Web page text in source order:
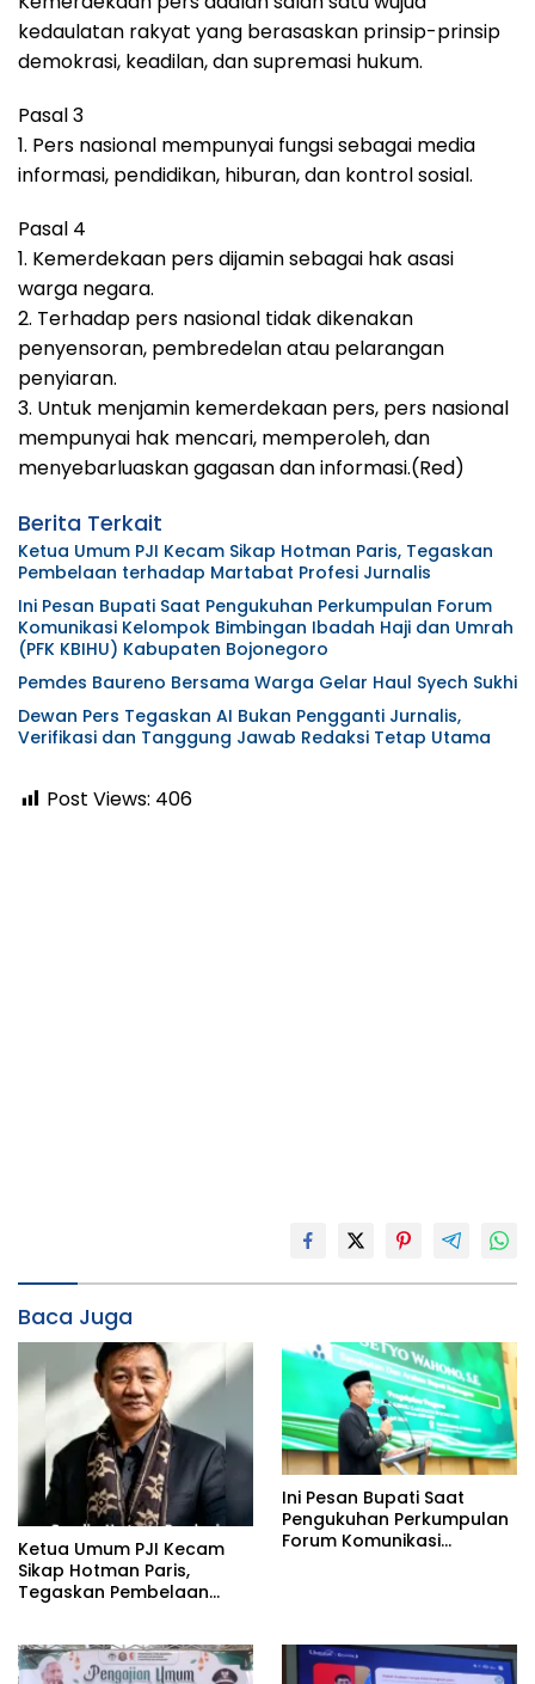
kedaulatan rakyat yang berasaskan prinsip-prinsip
demokrasi, keadilan, dan supremasi hukum.
Pasal 3
1. Pers nasional mempunyai fungsi sebagai media
informasi, pendidikan, hiburan, dan kontrol sosial.
Pasal 4
1. Kemerdekaan pers dijamin sebagai hak asasi
warga negara.
2. Terhadap pers nasional tidak dikenakan
penyensoran, pembredelan atau pelarangan
penyiaran.
3. Untuk menjamin kemerdekaan pers, pers nasional
mempunyai hak mencari, memperoleh, dan
menyebarluaskan gagasan dan informasi.(Red)
Berita Terkait
Ketua Umum PJI Kecam Sikap Hotman Paris, Tegaskan
Pembelaan terhadap Martabat Profesi Jurnalis
Ini Pesan Bupati Saat Pengukuhan Perkumpulan Forum
Komunikasi Kelompok Bimbingan Ibadah Haji dan Umrah
(PFK KBIHU) Kabupaten Bojonegoro
Pemdes Baureno Bersama Warga Gelar Haul Syech Sukhi
Dewan Pers Tegaskan AI Bukan Pengganti Jurnalis,
Verifikasi dan Tanggung Jawab Redaksi Tetap Utama
Post Views: 406
Baca Juga
Ketua Umum PJI Kecam
Sikap Hotman Paris,
Tegaskan Pembelaan
Ini Pesan Bupati Saat
Pengukuhan Perkumpulan
Forum Komunikasi